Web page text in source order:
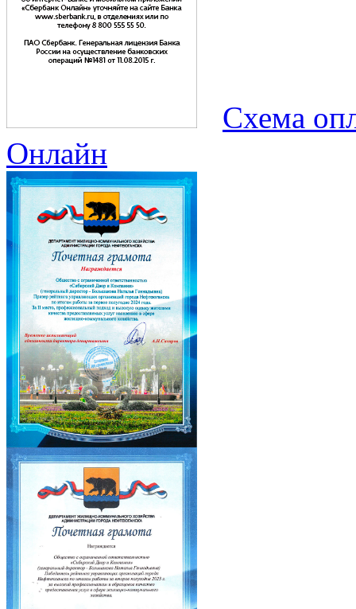
Схема
Онлайн